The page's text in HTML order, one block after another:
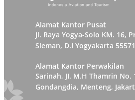
Alamat Kantor Pusat
Jl. Raya Yogya-Solo KM. 16,
Sleman, D.I Yogyakarta 55571
Alamat Kantor Perwakilan
Sarinah, JI. M.H Thamrin No.
Gondangdia, Menteng,